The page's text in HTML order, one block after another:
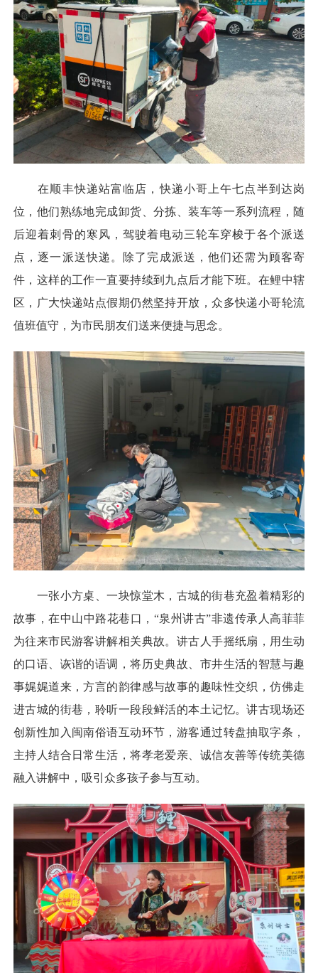
在顺丰快递站富临店，快递小哥上午七点半到达岗
位，他们熟练地完成卸货、分拣、装车等一系列流程，随
后迎着刺骨的寒风，驾驶着电动三轮车穿梭于各个派送
点，逐一派送快递。除了完成派送，他们还需为顾客寄
件，这样的工作一直要持续到九点后才能下班。在鲤中辖
区，广大快递站点假期仍然坚持开放，众多快递小哥轮流
值班值守，为市民朋友们送来便捷与思念。
一张小方桌、一块惊堂木，古城的街巷充盈着精彩的
故事，在中山中路花巷口，“泉州讲古”非遗传承人高菲菲
为往来市民游客讲解相关典故。讲古人手摇纸扇，用生动
的口语、诙谐的语调，将历史典故、市井生活的智慧与趣
事娓娓道来，方言的韵律感与故事的趣味性交织，仿佛走
进古城的街巷，聆听一段段鲜活的本土记忆。讲古现场还
创新性加入闽南俗语互动环节，游客通过转盘抽取字条，
主持人结合日常生活，将孝老爱亲、诚信友善等传统美德
融入讲解中，吸引众多孩子参与互动。